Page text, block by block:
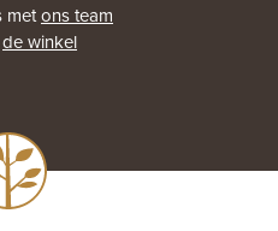
metons team
de winkel